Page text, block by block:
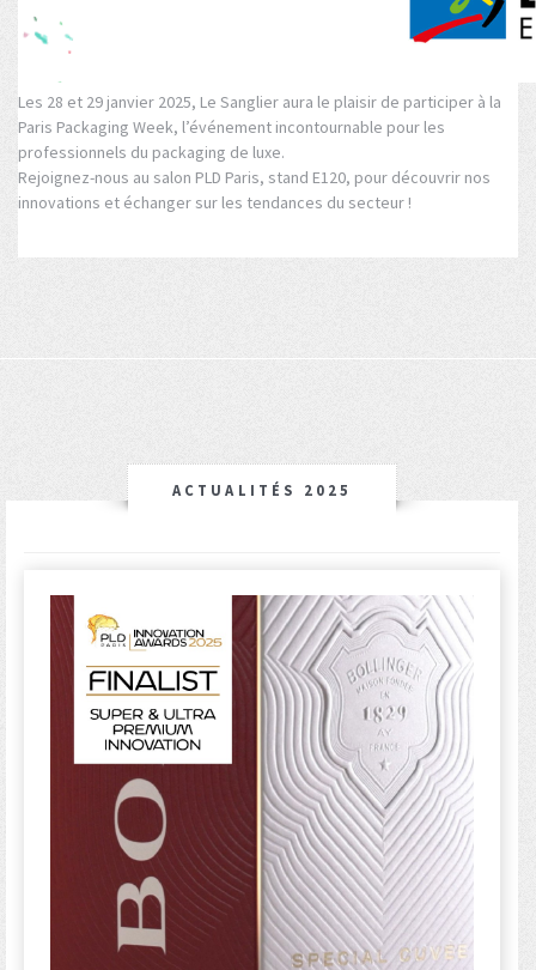
Les 28 et 29 janvier 2025, Le Sanglier aura le plaisir de participer à la
Paris Packaging Week, l’événement incontournable pour les
professionnels du packaging de luxe.
Rejoignez-nous au salon PLD Paris, stand E120, pour découvrir nos
innovations et échanger sur les tendances du secteur !
ACTUALITÉS 2025